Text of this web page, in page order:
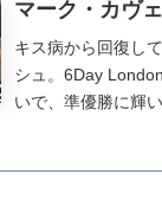
マーク・カヴ
キス病から回復し
シュ。6Day
いで、準優勝に輝